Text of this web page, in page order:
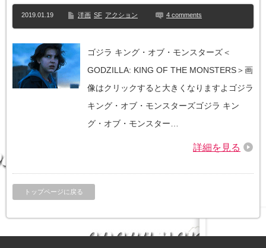
2019.01.19 洋画 SF アクション 4 comments
ゴジラ キング・オブ・モンスターズ＜
GODZILLA: KING OF THE MONSTERS＞画
像はクリックすると大きくなりますよゴジラ
キング・オブ・モンスターズゴジラ キン
グ・オブ・モンスター…
詳細を見る
トップページに戻る